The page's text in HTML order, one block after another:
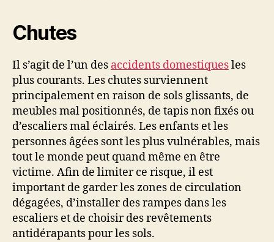
Chutes
Il s’agit de l’un des accidents domestiquesles
plus courants. Les chutes surviennent
principalement en raison de sols glissants, de
meubles mal positionnés, de tapis non fixés ou
d’escaliers mal éclairés. Les enfants et les
personnes âgées sont les plus vulnérables, mais
tout le monde peut quand même en être
victime. Afin de limiter ce risque, il est
important de garder les zones de circulation
dégagées, d’installer des rampes dans les
escaliers et de choisir des revêtements
antidérapants pour les sols.